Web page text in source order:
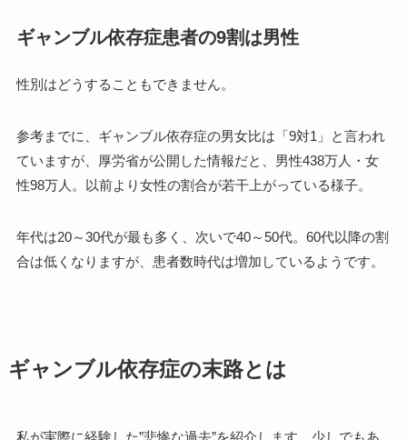
ギャンブル依存症患者の9割は男性
性別はどうすることもできません。
参考までに、ギャンブル依存症の男女比は「9対1」と言われ
ていますが、厚労省が公開した情報だと、男性438万人・女
性98万人。以前より女性の割合が若干上がっている様子。
年代は20～30代が最も多く、次いで40～50代。60代以降の割
合は低くなりますが、患者数時代は増加しているようです。
ギャンブル依存症の末路とは
私が実際に経験した”悲惨な過去”を紹介します。少しでもあ